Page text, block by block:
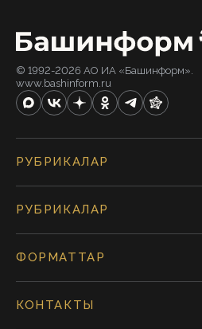
© 1992-2026 АО ИА «Башинформ».
www.bashinform.ru
РУБРИКАЛАР
РУБРИКАЛАР
ФОРМАТТАР
КОНТАКТЫ